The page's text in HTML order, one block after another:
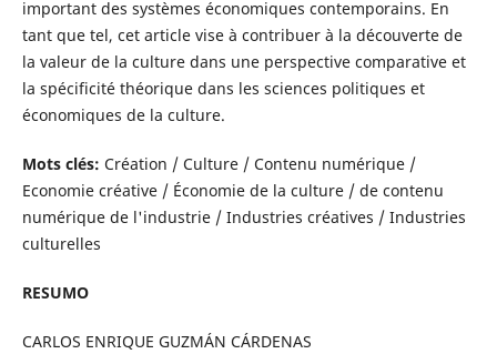
important des systèmes économiques contemporains. En
tant que tel, cet article vise à contribuer à la découverte de
la valeur de la culture dans une perspective comparative et
la spécificité théorique dans les sciences politiques et
économiques de la culture.
Mots clés: Création / Culture / Contenu numérique /
Economie créative / Économie de la culture / de contenu
numérique de l'industrie / Industries créatives / Industries
culturelles
RESUMO
CARLOS ENRIQUE GUZMÁN CÁRDENAS